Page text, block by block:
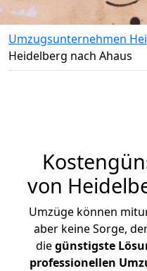
Umzugsunternehmen
Heidelberg nach Ahaus
von
Umzüge können
aber keine Sorge,
diegünstigste
professionellen